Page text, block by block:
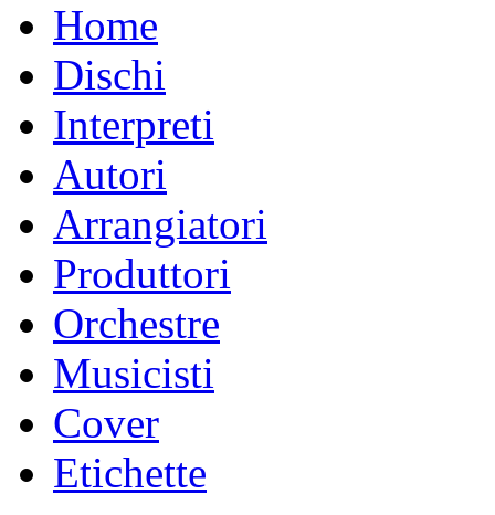
Home
Dischi
Interpreti
Autori
Arrangiatori
Produttori
Orchestre
Musicisti
Cover
Etichette